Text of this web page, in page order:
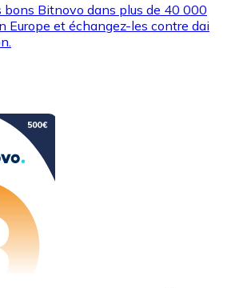
bons Bitnovo dans plus de 40 000
Europe et échangez-les contre dai